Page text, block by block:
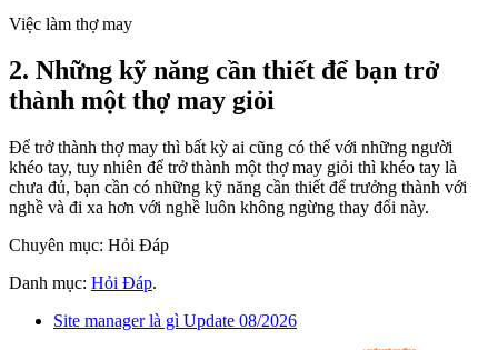
Việc làm thợ may
2. Những kỹ năng cần thiết để bạn trở
thành một thợ may giỏi
Để trở thành thợ may thì bất kỳ ai cũng có thể với những người
khéo tay, tuy nhiên để trở thành một thợ may giỏi thì khéo tay là
chưa đủ, bạn cần có những kỹ năng cần thiết để trưởng thành với
nghề và đi xa hơn với nghề luôn không ngừng thay đổi này.
Chuyên mục: Hỏi Đáp
Danh mục: Hỏi Đáp.
Site manager là gì Update 08/2026